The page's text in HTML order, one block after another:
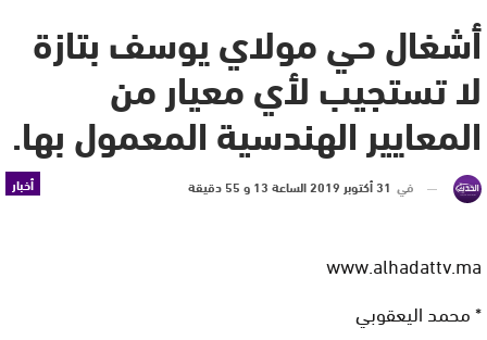
أشغال حي مولاي يوسف بتازة
لا تستجيب لأي معيار من
المعايير الهندسية المعمول بها.
أخبار في 31 أكتوبر 2019 الساعة 13 و 55 دقيقة
www.alhadattv.ma
* محمد اليعقوبي